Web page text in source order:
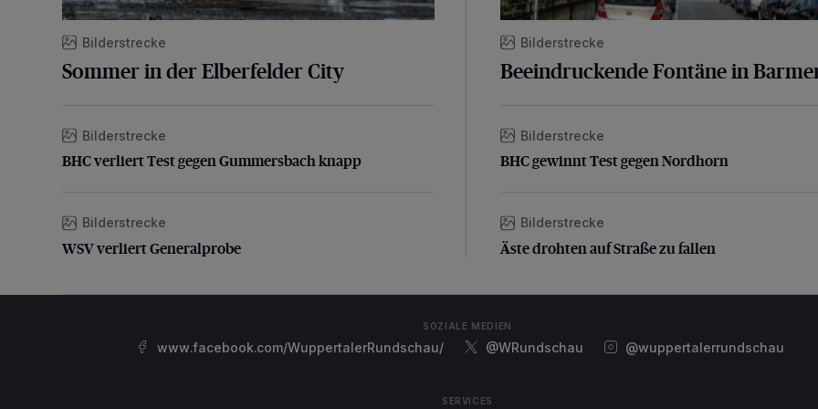
Bilderstrecke
Sommer in der Elberfelder City
BHC verliert Test gegen Gummersbach knapp
Bilderstrecke
BHC verliert Test gegen Gummersbach knapp
WSV verliert Generalprobe
Bilderstrecke
WSV verliert Generalprobe
Bilderstrecke
Beeindruckende Fontäne in
BHC gewinnt Test gegen Nordhorn
Bilderstrecke
BHC gewinnt Test gegen Nordhorn
Äste drohten auf Straße zu fallen
Bilderstrecke
Äste drohten auf Straße zu fallen
SOZIALE MEDIEN
www.facebook.com/WuppertalerRundschau/ @WRundschau @wuppertalerrundschau
SERVICES